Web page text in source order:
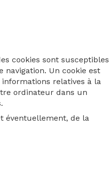
cookies sont susceptibles
Un cookie est
relatives à la
ordinateur dans un
éventuellement, de la